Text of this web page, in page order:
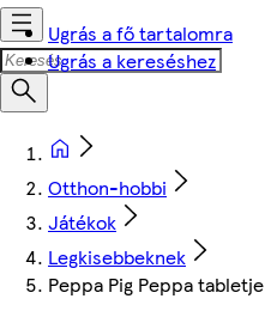
Ugrás a fő tartalomra
Ugrás a kereséshez
Otthon-hobbi
Játékok
Legkisebbeknek
Peppa Pig Peppa tabletje